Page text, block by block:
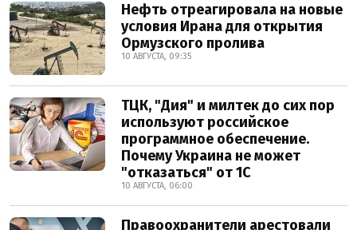
Нефть отреагировала на новые
условия Ирана для открытия
Ормузского пролива
10 АВГУСТА, 09:35
ТЦК, "Дия" и милтек до сих пор
используют российское
программное обеспечение.
Почему Украина не может
"отказаться" от 1С
10 АВГУСТА, 06:00
Правоохранители арестовали